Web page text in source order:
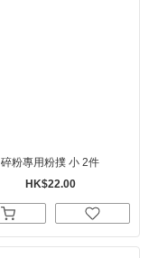
碎粉專用粉撲 小 2件
HK$22.00